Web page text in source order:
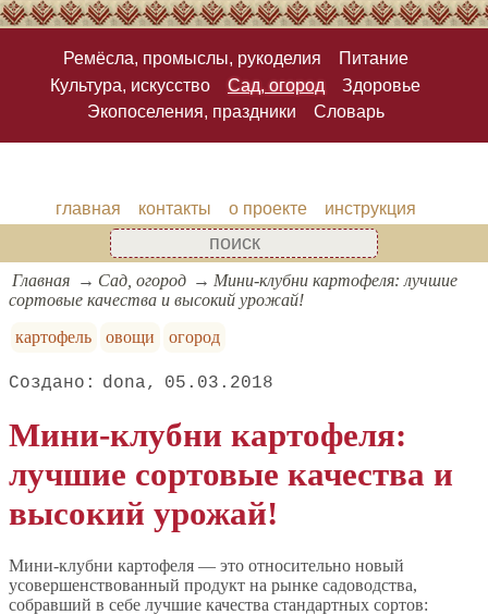
Ремёсла, промыслы, рукоделия
Питание
Культура, искусство
Сад, огород
Здоровье
Экопоселения, праздники
Словарь
главная контакты о проекте инструкция
Главная Сад, огород
Мини-клубни картофеля: лучшие
сортовые качества и высокий урожай!
картофель
овощи огород
dona 05.03.2018
Мини-клубни картофеля:
лучшие сортовые качества и
высокий урожай!
Мини-клубни картофеля — это относительно новый
усовершенствованный продукт на рынке садоводства,
собравший в себе лучшие качества стандартных сортов: